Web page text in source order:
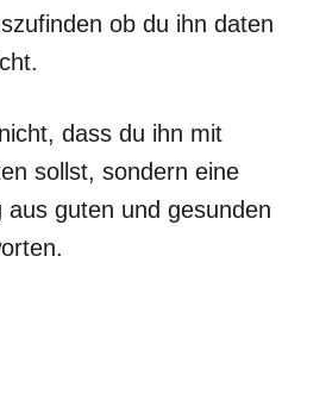
ob du ihn daten
dass du ihn mit
sollst, sondern eine
aus guten und gesunden